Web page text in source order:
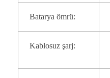
Batarya ömrü:
Kablosuz şarj: